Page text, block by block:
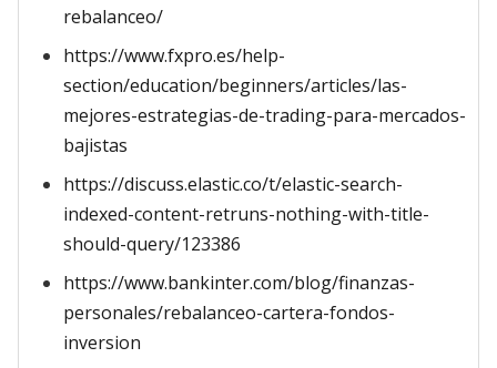
rebalanceo/
https://www.fxpro.es/help-
section/education/beginners/articles/las-
mejores-estrategias-de-trading-para-mercados-
bajistas
https://discuss.elastic.co/t/elastic-search-
indexed-content-retruns-nothing-with-title-
should-query/123386
https://www.bankinter.com/blog/finanzas-
personales/rebalanceo-cartera-fondos-
inversion